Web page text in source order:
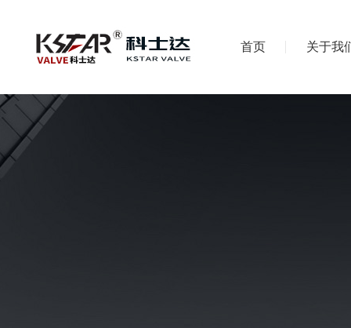
首页 关于我